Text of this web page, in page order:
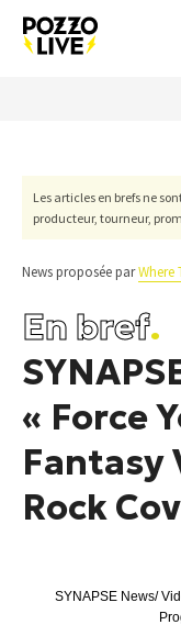
Les articles en brefs ne
producteur, tourneur,
News proposée parWhere
En bref.
« Force
Fantasy
Rock
SYNAPSE News/